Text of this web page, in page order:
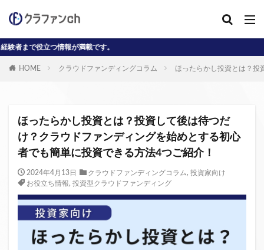
が満載です。
HOME クラウドファンディングコラム ほったらかし投資とは？投
ほったらかし投資とは？投資して後は待つだ
け？クラウドファンディングを始めとする初心
者でも簡単に投資できる方法4つご紹介！
2024年4月13日 クラウドファンディングコラム, 投資家向け
お役立ち情報, 投資型クラウドファンディング
カテゴリー
AD J-reit reit インタビュー動画
クラウドファンディングコラム
クラウファンディングコラム ソーシャル
デジタル証券 ニュース 不動産ST
不動産クラウドファンディング・オブ・ザ・イヤー
不動産クラウドファンディング協会
事業者向け 元本割れ
投資家向け 用語解説 系統用蓄電池